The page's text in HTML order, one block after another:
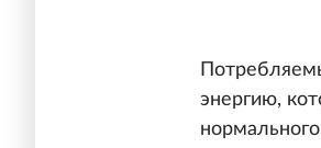
энергию,